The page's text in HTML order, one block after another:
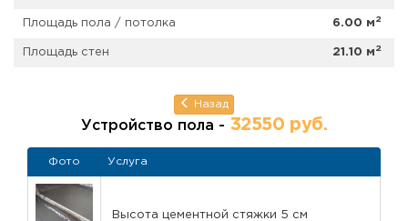
Назад
4. Дополнительные работы
Подключение светильников, выключателей и розеток
датчика контроля температуры (материал заказчика)
Что в итоге
Параметр
Площадь пола / потолка 6.00 м 2
Площадь стен 21.10 м 2
Устройство пола - 32550 руб.
Фото Услуга
Высота цементной стяжки 5 см